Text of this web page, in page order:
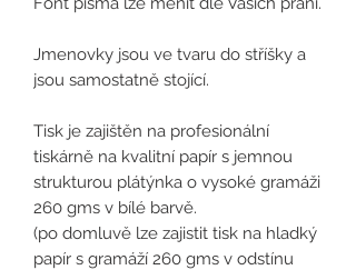
Jmenovky jsou ve tvaru do stříšky a
jsou samostatně stojící.
Tisk je zajištěn na profesionální
tiskárně na kvalitní papír s jemnou
strukturou plátýnka o vysoké gramáži
260 gms v bílé barvě.
(po domluvě lze zajistit tisk na hladký
papír s gramáží 260 gms v odstínu